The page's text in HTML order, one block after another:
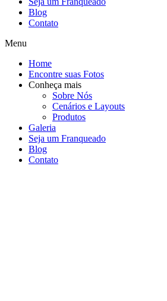
Blog
Contato
Menu
Home
Encontre suas Fotos
Conheça mais
Sobre Nós
Cenários e Layouts
Produtos
Galeria
Seja um Franqueado
Blog
Contato